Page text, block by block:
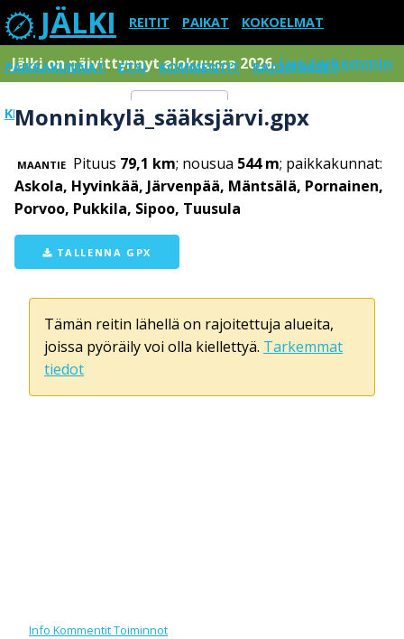
JÄLKI REITIT PAIKAT KOKOELMAT
PAIKKAKUNNAT ETSI KOMMENTIT RAJOITUKSET
KIRJAUDU SISÄÄN Menu
Jälki on päivittynnyt elokuussa 2026.Lue tarkemmin
Monninkylä_sääksjärvi.gpx
MAANTIE Pituus 79,1 km; nousua 544 m; paikkakunnat:
Askola, Hyvinkää, Järvenpää, Mäntsälä, Pornainen,
Porvoo, Pukkila, Sipoo, Tuusula
TALLENNA GPX
Tämän reitin lähellä on rajoitettuja alueita,
joissa pyöräily voi olla kiellettyä. Tarkemmat
tiedot
Info KommentitToiminnot